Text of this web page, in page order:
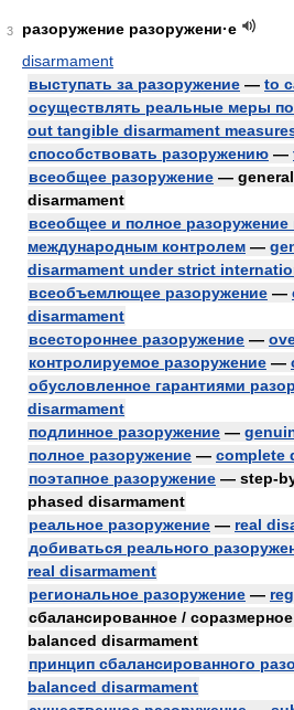
3
разоружение разоружени·е
disarmament
выступать за разоружение — to
осуществлять реальные меры
out tangible disarmament
способствовать разоружению —
всеобщее разоружение —
disarmament
всеобщее и полное разоружение
международным контролем —
disarmament under strict
всеобъемлющее разоружение —
disarmament
всестороннее разоружение —
контролируемое разоружение —
обусловленное гарантиями
disarmament
подлинное разоружение —
полное разоружение — complete
поэтапное разоружение — step-
phased disarmament
реальное разоружение — real
добиваться реального
real disarmament
региональное разоружение —
сбалансированное /
balanced disarmament
принцип сбалансированного
balanced disarmament